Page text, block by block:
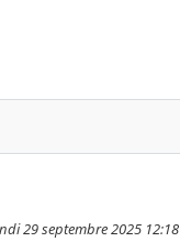
29 septembre 2025 12:18